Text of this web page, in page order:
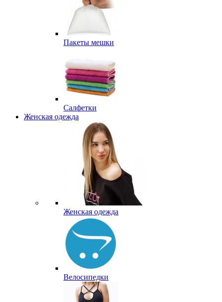
Пакеты мешки
Салфетки
Женская одежда
Женская одежда
Велосипедки